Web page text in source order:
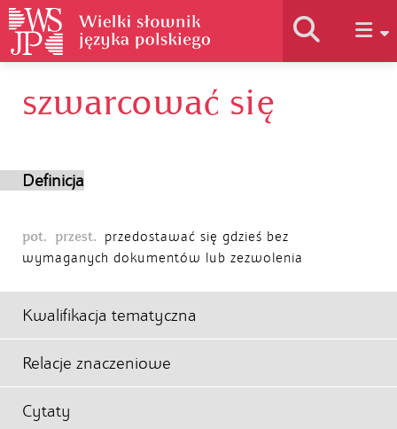
Historia słownika
szwarcować się
Definicja
pot. przest.
przedostawać się gdzieś bez
wymaganych dokumentów lub zezwolenia
Kwalifikacja tematyczna
Relacje znaczeniowe
Cytaty